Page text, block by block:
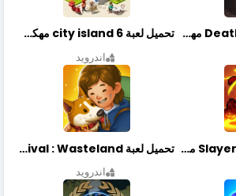
تحميل لعبة Death's Door مهكرة أخر إصدار تحميل لعبة city island 6 مهكرة أخر إصدار
اندرويد
تحميل لعبة Slayer Legend مهكرة أخر إصدار تحميل لعبة Merge Survival : Wasteland مهكرة أخر إصدار
اندرويد